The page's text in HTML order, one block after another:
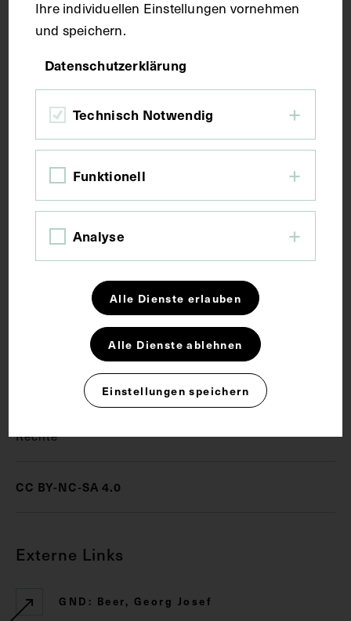
Zeichnung
Maße
Seitenblatt 46 x 35 cm
Kurzbeschreibung
Die Zeichnung wurde von Joseph Zehner
angefertigt. Digitalisate des Albums: Reiner Riedler.
Schlagwörter
Augenheilkunde
Fotoalbum
Zeichnung
Rechte
CC BY-NC-SA 4.0
Externe Links
GND: Beer, Georg Josef
Ihre individuellen Einstellungen vornehmen
und speichern.
Datenschutzerklärung
Technisch Notwendig
Funktionell
Analyse
Alle Dienste erlauben
Alle Dienste ablehnen
Einstellungen speichern